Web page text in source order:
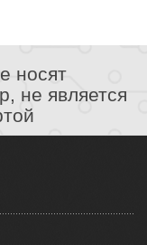
носят
не является